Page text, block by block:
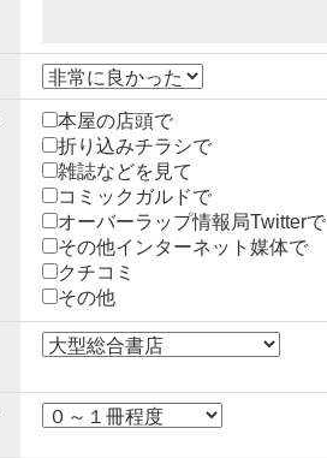
本屋の店頭で
折り込みチラシで
雑誌などを見て
コミックガルドで
オーバーラップ情報局Twitterで
その他インターネット媒体で
クチコミ
その他